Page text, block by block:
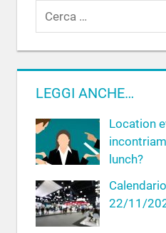
c
p
e
r
:
LEGGI ANCHE…
Location
lunch?
22/11/